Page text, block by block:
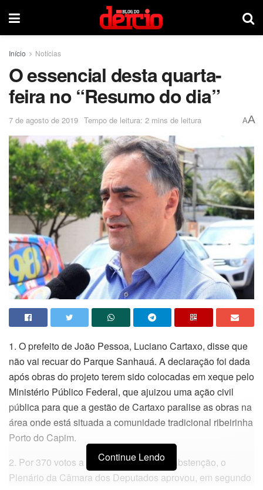
Início Notícias
O essencial desta quarta-
feira no “Resumo do dia”
7 de agosto de 2019 Tempo de leitura: 2 mins de leitura AA
1. O prefeito de João Pessoa, Luciano Cartaxo, disse que
não vai recuar do Parque Sanhauá. A declaração foi dada
após obras do projeto terem sido colocadas em xeque pelo
Ministério Público Federal, que ajuizou uma ação civil
pública para que a gestão de Cartaxo paralise as obras na
área onde está situada a comunidade tradicional ribeirinha
Porto do Capim.
2. Por 370 votos a favor, 124 contra e 1 abstenção, o
Plenário da Câmara dos Deputados aprovou, em segundo
Continue Lendo